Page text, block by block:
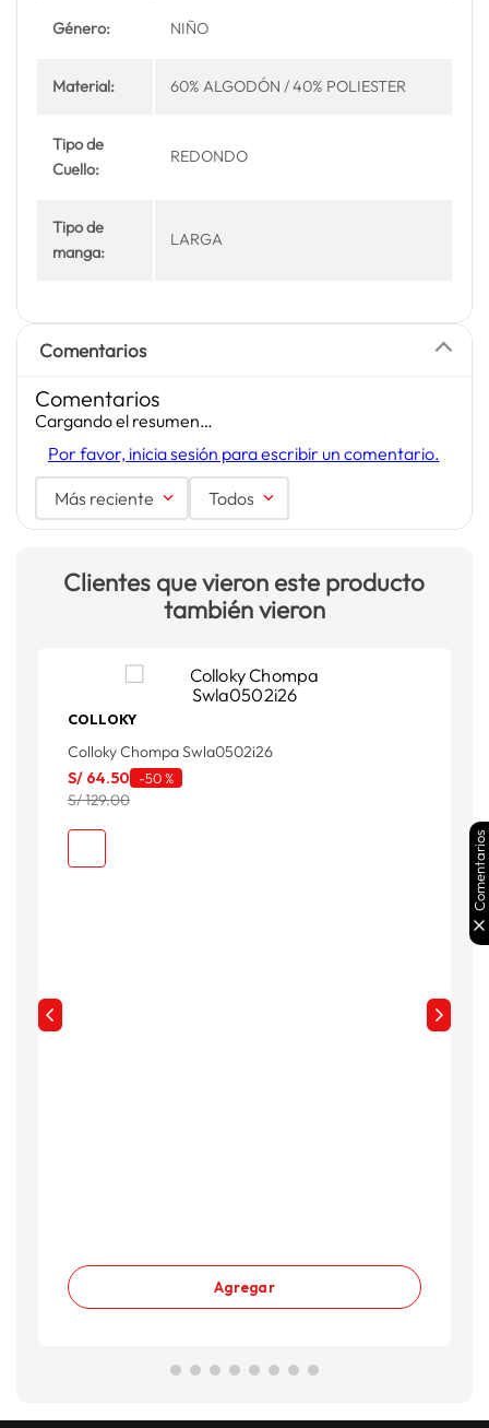
Género: NIÑO
Material: 60% ALGODÓN / 40% POLIESTER
Tipo de
Cuello:
REDONDO
Tipo de
manga:
LARGA
Comentarios
Comentarios
Cargando el resumen…
Por favor, inicia sesión para escribir un comentario.
Más reciente Todos
Clientes que vieron este producto
también vieron
COLLOKY
Colloky Chompa Swla0502i26
S/ 64.50 -50 %
S/ 129.00
Agregar
Comentarios